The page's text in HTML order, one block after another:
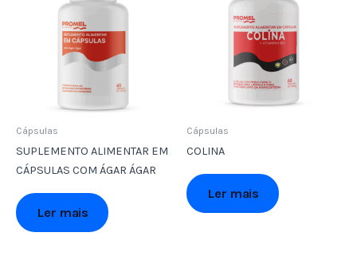
Cápsulas
SUPLEMENTO ALIMENTAR EM
CÁPSULAS COM ÁGAR ÁGAR
Ler mais
Cápsulas
COLINA
Ler mais